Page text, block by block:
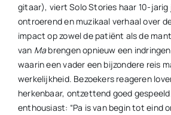
gitaar), viert Solo Stories haar 10-
ontroerend en muzikaal verhaal over
impact op zowel de patiënt als de
van Mabrengen opnieuw een
waarin een vader een bijzondere reis
werkelijkheid. Bezoekers reageren
herkenbaar, ontzettend goed
enthousiast: “Pa is van begin tot eind